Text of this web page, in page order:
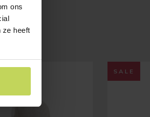
ons
ze heeft
SALE